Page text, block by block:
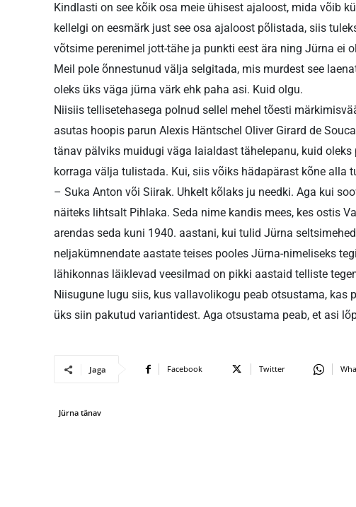
Kindlasti on see kõik osa meie ühisest ajaloost, mida võib
kellelgi on eesmärk just see osa ajaloost põlistada, siis
võtsime perenimel jott-tähe ja punkti eest ära ning Jürna ei
Meil pole õnnestunud välja selgitada, mis murdest see
oleks üks väga jürna värk ehk paha asi. Kuid olgu.
Niisiis tellisetehasega polnud sellel mehel tõesti
asutas hoopis parun Alexis Häntschel Oliver Girard de
tänav pälviks muidugi väga laialdast tähelepanu, kuid
korraga välja tulistada. Kui, siis võiks hädapärast kõne alla
– Suka Anton või Siirak. Uhkelt kõlaks ju needki. Aga kui
näiteks lihtsalt Pihlaka. Seda nime kandis mees, kes ostis
arendas seda kuni 1940. aastani, kui tulid Jürna
neljakümnendate aastate teises pooles Jürna-nimeliseks
lähikonnas läiklevad veesilmad on pikki aastaid telliste
Niisugune lugu siis, kus vallavolikogu peab otsustama,
üks siin pakutud variantidest. Aga otsustama peab, et asi
Jaga Facebook Twitter
Jürna tänav